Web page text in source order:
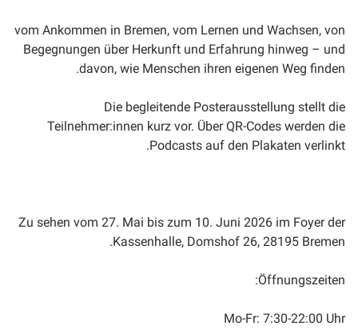
vom Ankommen in Bremen, vom Lernen und Wachsen, von
Begegnungen über Herkunft und Erfahrung hinweg – und
davon, wie Menschen ihren eigenen Weg finden.
Die begleitende Posterausstellung stellt die
Teilnehmer:innen kurz vor. Über QR-Codes werden die
Podcasts auf den Plakaten verlinkt.
Zu sehen vom 27. Mai bis zum 10. Juni 2026 im Foyer der
Kassenhalle, Domshof 26, 28195 Bremen.
Öffnungszeiten:
Mo-Fr: 7:30-22:00 Uhr